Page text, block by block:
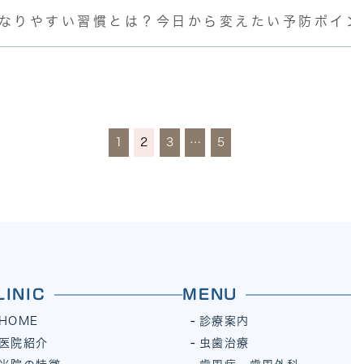
りやすい習慣とは？今日から変えたい予防ポイ
2 3 … 5
HOME
医院紹介
MENU
診療案内
虫歯治療